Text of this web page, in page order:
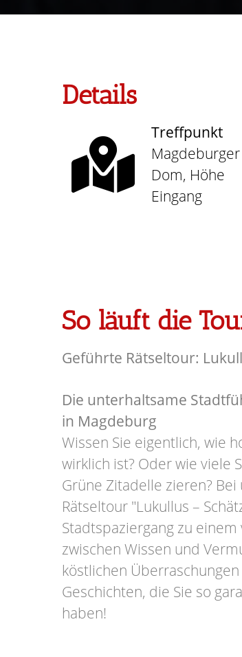
Details
Treffpunkt
Magdeburger
Dom, Höhe
Eingang
So läuft die
Geführte Rätseltour:
Die unterhaltsame
in Magdeburg
Wissen Sie eigentlich, wie
wirklich ist? Oder wie viele
Grüne Zitadelle zieren?
Rätseltour "Lukullus –
Stadtspaziergang zu
zwischen Wissen und
köstlichen
Geschichten, die Sie so
haben!